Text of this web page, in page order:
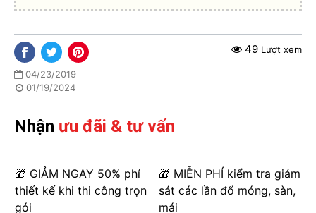
04/23/2019
01/19/2024
49 Lượt xem
Nhận ưu đãi & tư vấn
🎁 GIẢM NGAY 50% phí
thiết kế khi thi công trọn
gói
🎁 MIỄN PHÍ kiểm tra giám
sát các lần đổ móng, sàn,
mái